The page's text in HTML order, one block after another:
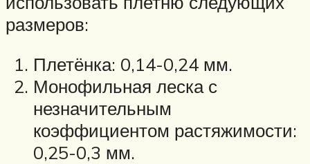
размеров:
Плетёнка: 0,14-0,24 мм.
Монофильная леска с
незначительным
коэффициентом растяжимости:
0,25-0,3 мм.